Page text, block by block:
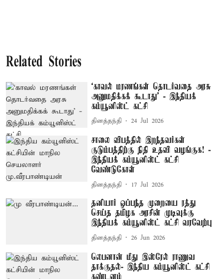
Related Stories
‘காவல் மரணங்கள் தொடர்வதை அரசு
அனுமதிக்கக் கூடாது’ - இந்தியக்
கம்யூனிஸ்ட் கட்சி
தினத்தந்தி 24 Jul 2026
சாலை விபத்தில் இறந்தவர்கள்
குடும்பத்திற்கு நிதி உதவி வழங்குக! -
இந்தியக் கம்யூனிஸ்ட் கட்சி
வேண்டுகோள்
தினத்தந்தி 17 Jul 2026
தனியார் ஒப்பந்த முறையை ரத்து
செய்த தமிழக அரசின் முடிவுக்கு
இந்தியக் கம்யூனிஸ்ட் கட்சி வரவேற்பு
தினத்தந்தி 26 Jun 2026
லெபனான் மீது இஸ்ரேல் ராணுவ
தாக்குதல்- இந்திய கம்யூனிஸ்ட் கட்சி
கண்டனம்